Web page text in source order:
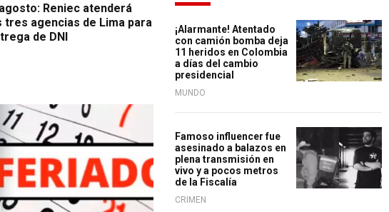
Reniec atenderá
tres agencias de Lima para
de DNI
¡Alarmante! Atentado
con camión bomba deja
11 heridos en Colombia
a días del cambio
presidencial
MUNDO
Famoso influencer fue
asesinado a balazos en
plena transmisión en
vivo y a pocos metros
de la Fiscalía
CRIMEN